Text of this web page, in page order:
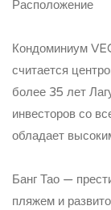
Расположение
Кондоминиум
считается
более 35 лет
инвесторов со
обладает
Банг Тао —
пляжем и